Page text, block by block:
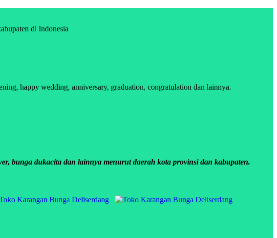
di Indonesia
happy wedding, anniversary, graduation, congratulation dan lainnya.
bunga dukacita dan lainnya menurut daerah kota provinsi dan kabupaten.